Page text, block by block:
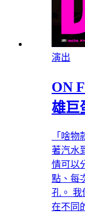
演出
ON
雄巨
「啥
著汽水
情可以
點、每
孔。 我
在不同